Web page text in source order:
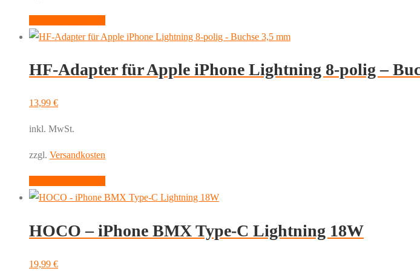
Produkt
mehrere
Produktseite
werden
HF-Adapter für Apple iPhone Lightning 8-polig –
13,99 €
inkl. MwSt.
zzgl. Versandkosten
Produkt
mehrere
HOCO – iPhone BMX Type-C Lightning 18W
19,99 €